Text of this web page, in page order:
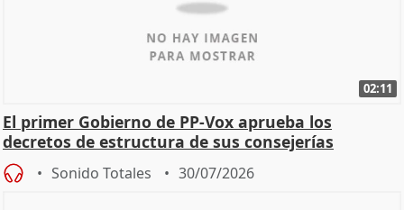
02:11
El primer Gobierno de PP-Vox aprueba los
decretos de estructura de sus consejerías
Sonido Totales 30/07/2026